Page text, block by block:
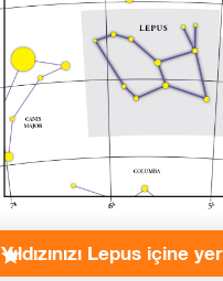
Yıldızınızı Lepus içine